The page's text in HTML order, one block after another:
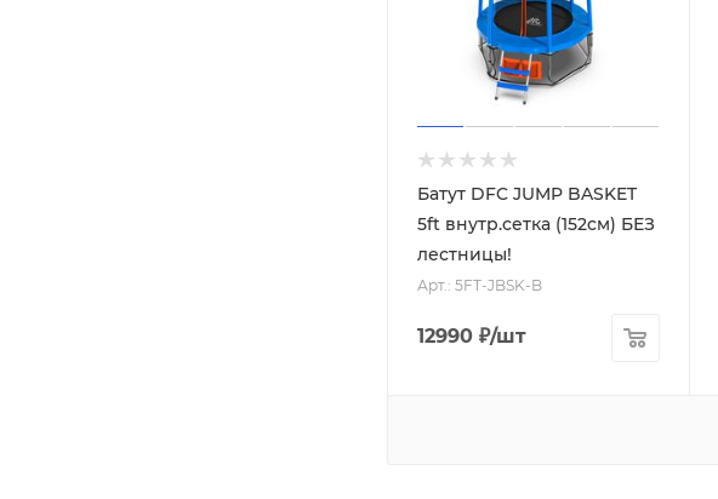
Батут DFC JUMP BASKET
5ft внутр.сетка (152cм) БЕЗ
лестницы!
Арт.: 5FT-JBSK-B
12990 ₽/шт